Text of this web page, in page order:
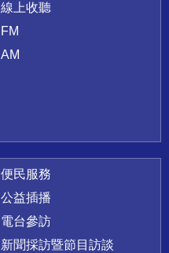
線上收聽
FM
AM
便民服務
公益插播
電台參訪
新聞採訪暨節目訪談